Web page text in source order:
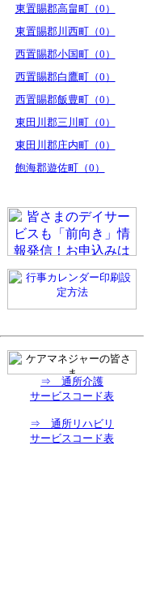
東置賜郡高畠町（0）
東置賜郡川西町（0）
西置賜郡小国町（0）
西置賜郡白鷹町（0）
西置賜郡飯豊町（0）
東田川郡三川町（0）
東田川郡庄内町（0）
飽海郡遊佐町（0）
⇒ 通所介護
サービスコード表
⇒ 通所リハビリ
サービスコード表